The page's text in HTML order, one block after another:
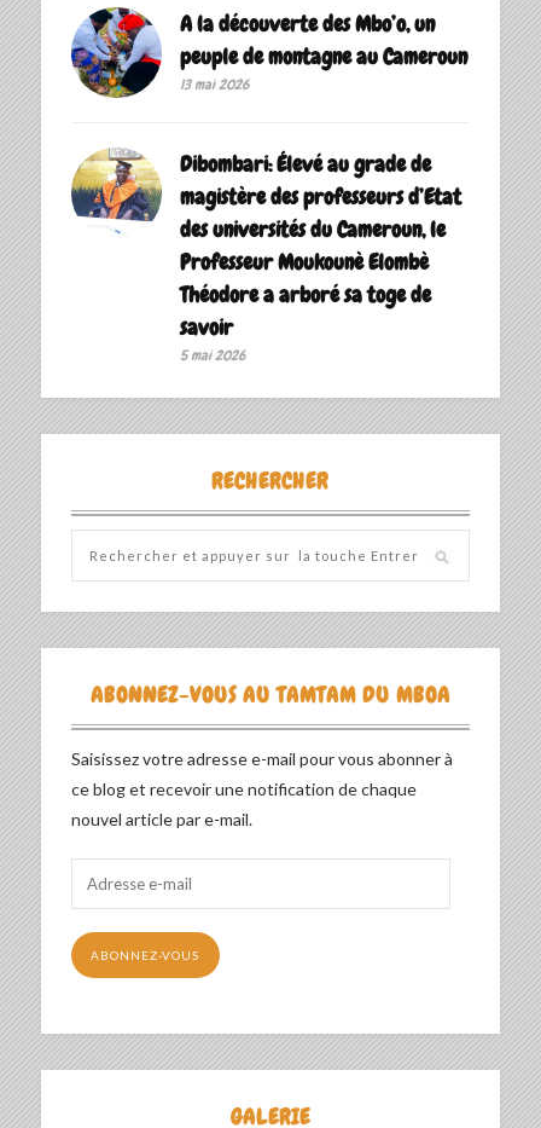
A la découverte des Mbo’o, un
peuple de montagne au Cameroun
13 mai 2026
Dibombari: Élevé au grade de
magistère des professeurs d’Etat
des universités du Cameroun, le
Professeur Moukounè Elombè
Théodore a arboré sa toge de
savoir ‎
5 mai 2026
RECHERCHER
ABONNEZ-VOUS AU TAMTAM DU MBOA
Saisissez votre adresse e-mail pour vous abonner à
ce blog et recevoir une notification de chaque
nouvel article par e-mail.
mail
ABONNEZ-VOUS
GALERIE